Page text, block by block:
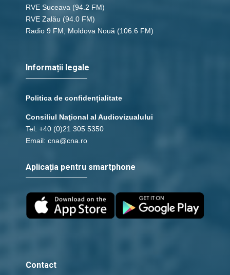
RVE Suceava (94.2 FM)
RVE Zalău (94.0 FM)
Radio 9 FM, Moldova Nouă (106.6 FM)
Informații legale
Politica de confidențialitate
Consiliul Naţional al Audiovizualului
Tel: +40 (0)21 305 5350
Email: cna@cna.ro
Aplicația pentru smartphone
Contact